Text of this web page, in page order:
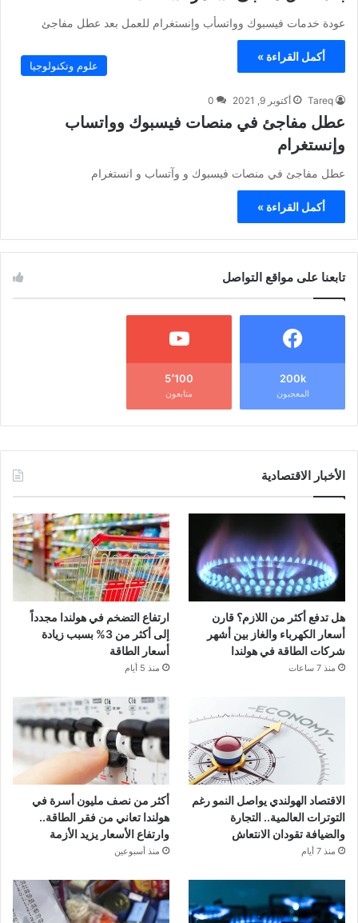
عودة خدمات فيسبوك وواتسأب وإنستغرام للعمل بعد عطل مفاجئ
أكمل القراءة »
علوم وتكنولوجيا
Tareq أكتوبر 9, 2021 0
عطل مفاجئ في منصات فيسبوك وواتساب
وإنستغرام
عطل مفاجئ في منصات فيسبوك و وآتساب و انستغرام
أكمل القراءة »
تابعنا على مواقع التواصل
200k
المعجبون
5٬100
متابعون
الأخبار الاقتصادية
هل تدفع أكثر من اللازم؟ قارن
أسعار الكهرباء والغاز بين أشهر
شركات الطاقة في هولندا
منذ 7 ساعات
ارتفاع التضخم في هولندا مجدداً
إلى أكثر من 3% بسبب زيادة
أسعار الطاقة
منذ 5 أيام
الاقتصاد الهولندي يواصل النمو رغم
التوترات العالمية.. التجارة
والضيافة تقودان الانتعاش
منذ 7 أيام
أكثر من نصف مليون أسرة في
هولندا تعاني من فقر الطاقة..
وارتفاع الأسعار يزيد الأزمة
منذ أسبوعين